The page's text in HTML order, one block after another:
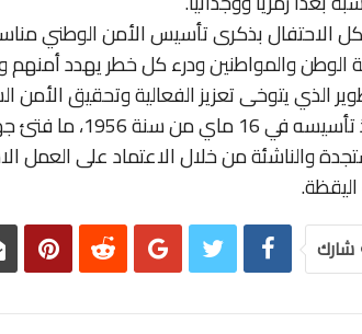
الاحتفال بذكرى تأسيس الأمن الوطني
الوطن والمواطنين ودرء كل خطر يهدد
الذي يتوخى تعزيز الفعالية وتحقيق الأمن
ومنذ تأسيسه
والناشئة من خلال الاعتماد على العمل
شارك